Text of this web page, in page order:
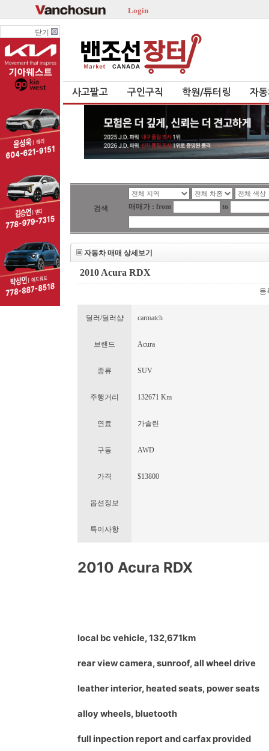
Login
닫기
사고팔고 구인구직 학원/튜터링 자
검색 매매가 : from to
자동차 매매 상세보기
2010 Acura RDX
등
딜러/딜러샵 carmatch
브랜드 Acura
종류 SUV
주행거리 132671 Km
연료 가솔린
구동 AWD
가격 $13800
옵션정보
특이사항
2010 Acura RDX
local bc vehicle, 132,671km
rear view camera, sunroof, all wheel drive
leather interior, heated seats, power seats
alloy wheels, bluetooth
full inpection report and carfax provided